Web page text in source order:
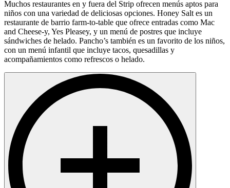
Muchos restaurantes en y fuera del Strip ofrecen menús aptos para
niños con una variedad de deliciosas opciones. Honey Salt es un
restaurante de barrio farm-to-table que ofrece entradas como Mac
and Cheese-y, Yes Pleasey, y un menú de postres que incluye
sándwiches de helado. Pancho’s también es un favorito de los niños,
con un menú infantil que incluye tacos, quesadillas y
acompañamientos como refrescos o helado.